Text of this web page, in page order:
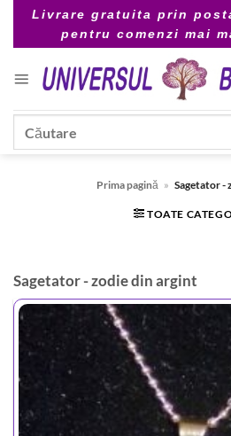
Livrare gratuita prin
pentru comenzi mai
Prima pagină » Sagetator -
TOATE
Sagetator - zodie din argint